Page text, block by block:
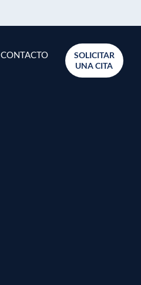
CONTACTO
SOLICITAR
UNA CITA